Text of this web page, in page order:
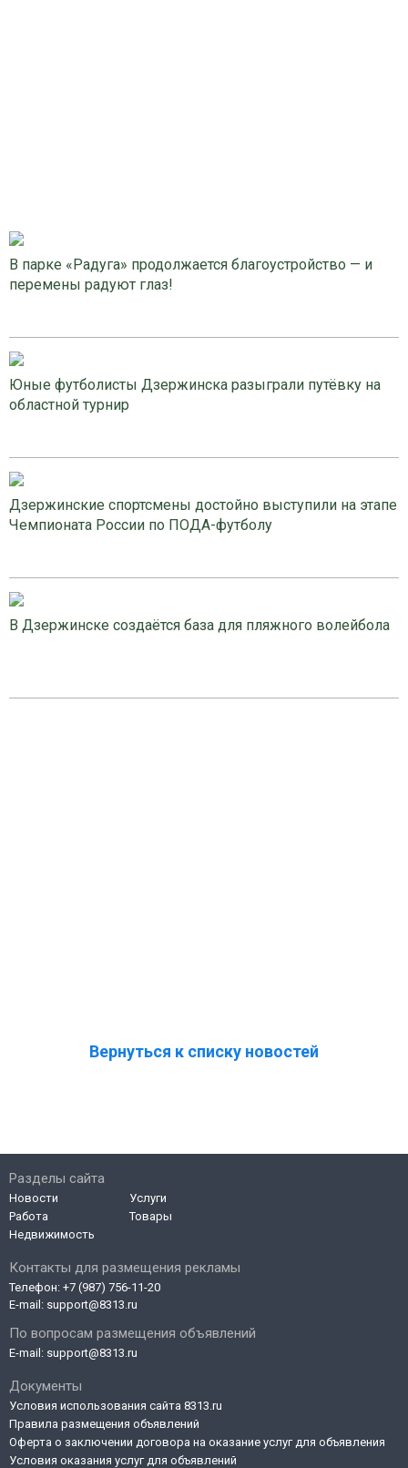
В парке «Радуга» продолжается благоустройство — и
перемены радуют глаз!
Юные футболисты Дзержинска разыграли путёвку на
областной турнир
Дзержинские спортсмены достойно выступили на этапе
Чемпионата России по ПОДА-футболу
В Дзержинске создаётся база для пляжного волейбола
Вернуться к списку новостей
Контакты для размещения рекламы
Телефон: +7 (987) 756-11-20
E-mail: support@8313.ru
По вопросам размещения объявлений
E-mail: support@8313.ru
Документы
Условия использования сайта 8313.ru
Правила размещения объявлений
Оферта о заключении договора на оказание услуг для объявления
Условия оказания услуг для объявлений
Разделы сайта
Новости
Работа
Недвижимость
Услуги
Товары